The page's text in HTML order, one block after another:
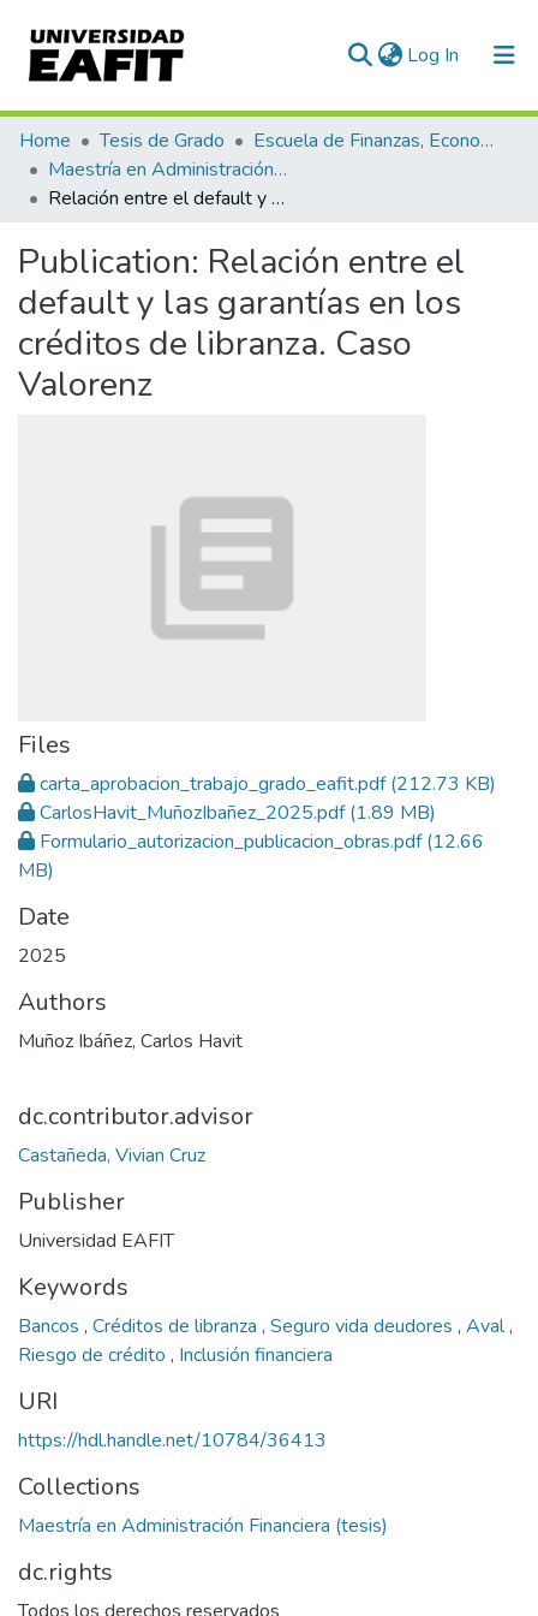
Log In (current)
Communities & Collections
All of DSpace
Home Tesis de Grado
Escuela de Finanzas, Economía y Gobierno
Maestría en Administración Financiera (tesis)
Relación entre el default y las garantías en los créditos de libranza. Caso Valorenz
Publication: Relación entre el
default y las garantías en los
créditos de libranza. Caso
Valorenz
Files
carta_aprobacion_trabajo_grado_eafit.pdf(212.73 KB)
CarlosHavit_MuñozIbañez_2025.pdf(1.89 MB)
Formulario_autorizacion_publicacion_obras.pdf(12.66
MB)
Date
2025
Authors
Muñoz Ibáñez, Carlos Havit
dc.contributor.advisor
Castañeda, Vivian Cruz
Publisher
Universidad EAFIT
Keywords
Bancos , Créditos de libranza , Seguro vida deudores , Aval,
Riesgo de crédito , Inclusión financiera
URI
https://hdl.handle.net/10784/36413
Collections
Maestría en Administración Financiera (tesis)
dc.rights